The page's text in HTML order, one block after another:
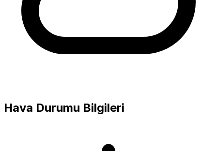
Hava Durumu Bilgileri